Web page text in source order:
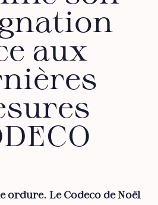
aux
ordure. Le Codeco de Noël